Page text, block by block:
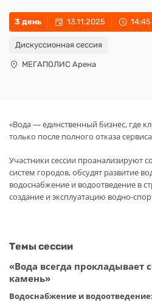
3 день 13.11.2025
Дискуссионная сессия
МЕГАПОЛИС Арена
«Вода — единственный бизнес, где
только после полного отказа
Участники сессии проанализируют
систем городов, обсудят развитие
водоснабжение и водоотведение в
создание и эксплуатацию водно-
Темы сессии
«Вода всегда прокладывает
камень»
Водоснабжение и